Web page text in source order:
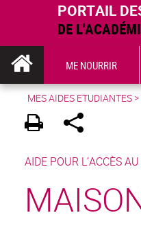
PORTAIL
DE
ME NOURRIR
MES AIDES ETUDIANTES>
AIDE POUR L’ACCÈS